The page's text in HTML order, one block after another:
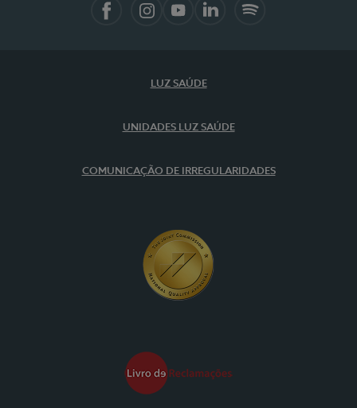
LUZ SAÚDE
UNIDADES LUZ SAÚDE
COMUNICAÇÃO DE IRREGULARIDADES